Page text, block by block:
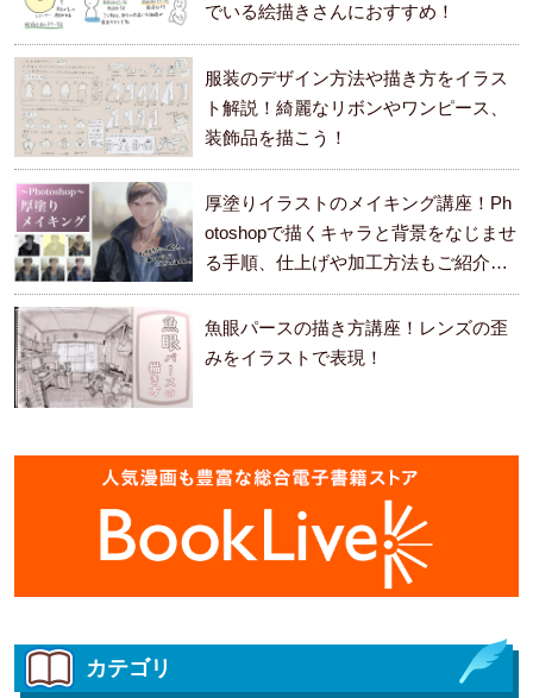
でいる絵描きさんにおすすめ！
服装のデザイン方法や描き方をイラス
ト解説！綺麗なリボンやワンピース、
装飾品を描こう！
厚塗りイラストのメイキング講座！Ph
otoshopで描くキャラと背景をなじませ
る手順、仕上げや加工方法もご紹介し
ます。
魚眼パースの描き方講座！レンズの歪
みをイラストで表現！
カテゴリ